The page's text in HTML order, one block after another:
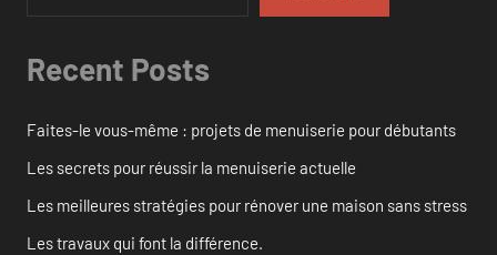
Recent Posts
Faites-le vous-même : projets de menuiserie pour débutants
Les secrets pour réussir la menuiserie actuelle
Les meilleures stratégies pour rénover une maison sans stress
Les travaux qui font la différence.